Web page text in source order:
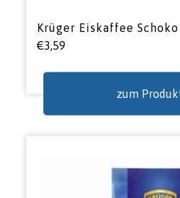
Krüger Eiskaffee
€3,59
zum